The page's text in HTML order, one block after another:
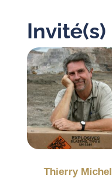
Invité(s)
Thierry Michel